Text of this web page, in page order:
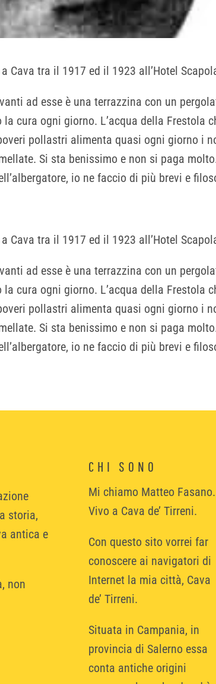
Cava tra il 1917 ed il 1923 all’Hotel
ad esse è una terrazzina con un
cura ogni giorno. L’acqua della Frestola
pollastri alimenta quasi ogni giorno i
Si sta benissimo e non si paga
io ne faccio di più brevi e
Cava tra il 1917 ed il 1923 all’Hotel
ad esse è una terrazzina con un
cura ogni giorno. L’acqua della Frestola
pollastri alimenta quasi ogni giorno i
Si sta benissimo e non si paga
io ne faccio di più brevi e
storia,
antica e
non
CHI SONO
Mi chiamo Matteo Fasano.
Vivo a Cava de’ Tirreni.
Con questo sito vorrei far
conoscere ai navigatori di
Internet la mia città, Cava
de’ Tirreni.
Situata in Campania, in
provincia di Salerno essa
conta antiche origini